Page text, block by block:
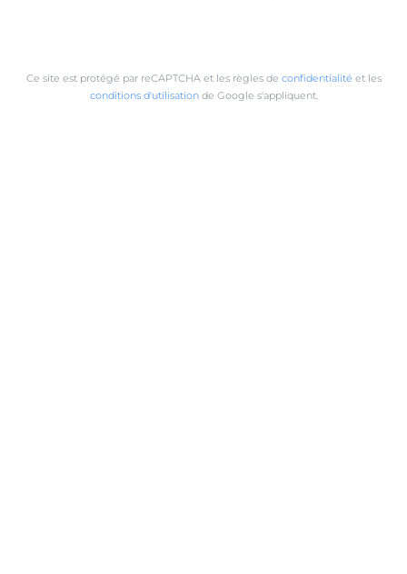
Ce site est protégé par reCAPTCHA et les règles de confidentialité et les
conditions d'utilisationde Google s'appliquent.